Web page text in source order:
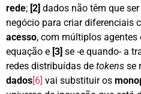
rede; [2] dados não têm que
negócio para criar diferenciais
acesso, com múltiplos agentes
equação e [3] se -e quando- a
redes distribuídas de tokens se
dados[6] vai substituir os